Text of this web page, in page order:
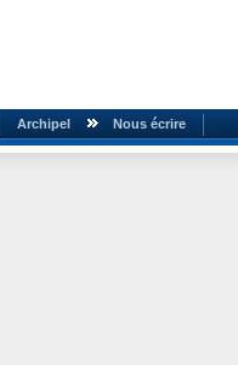
Archipel Nous écrire